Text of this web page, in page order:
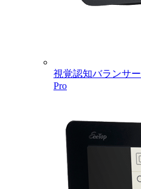
視覚認知バランサー
Pro